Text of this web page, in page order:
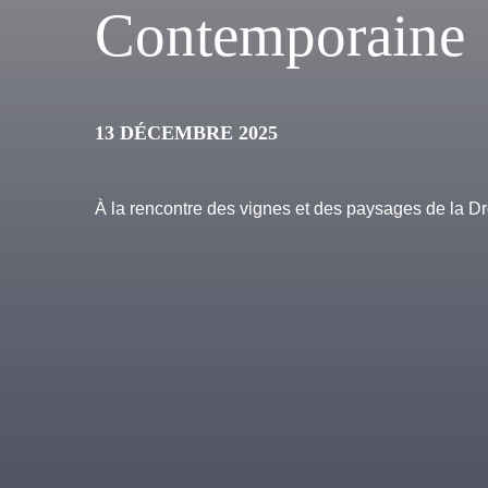
Contemporaine
13 DÉCEMBRE 2025
À la rencontre des vignes et des paysages de la